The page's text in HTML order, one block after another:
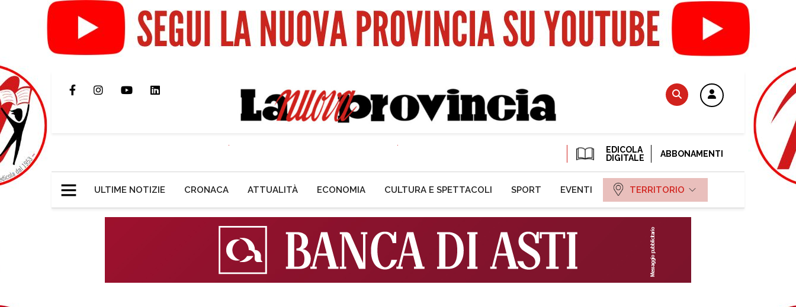
EDICOLA
DIGITALE
ABBONAMENTI
ULTIME NOTIZIE CRONACA ATTUALITÀ ECONOMIA CULTURA E SPETTACOLI SPORT EVENTI TERRITORIO